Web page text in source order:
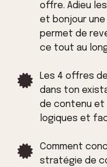
offre. Adieu
et bonjour
permet de
ce tout au
Les 4 offres
dans ton
de contenu et
logiques et
Comment
stratégie de